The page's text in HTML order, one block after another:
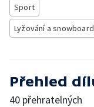
Sport
Lyžování a
Přehled
40 přehratelných